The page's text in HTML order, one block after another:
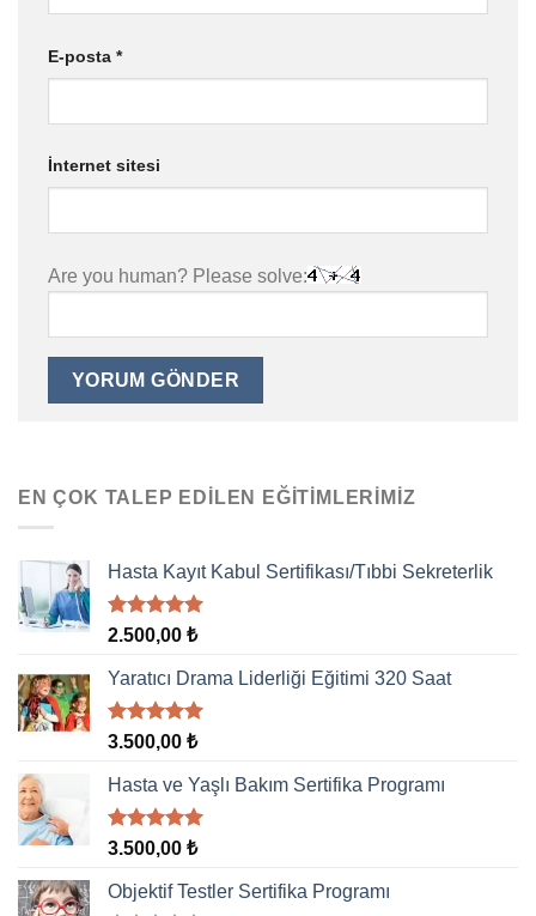
E-posta *
İnternet sitesi
Are you human? Please solve:
EN ÇOK TALEP EDILEN EĞITIMLERIMIZ
Hasta Kayıt Kabul Sertifikası/Tıbbi Sekreterlik
5 üzerinden
aldı
2.500,00 ₺
Yaratıcı Drama Liderliği Eğitimi 320 Saat
5 üzerinden
aldı
3.500,00 ₺
Hasta ve Yaşlı Bakım Sertifika Programı
5 üzerinden
aldı
3.500,00 ₺
Objektif Testler Sertifika Programı